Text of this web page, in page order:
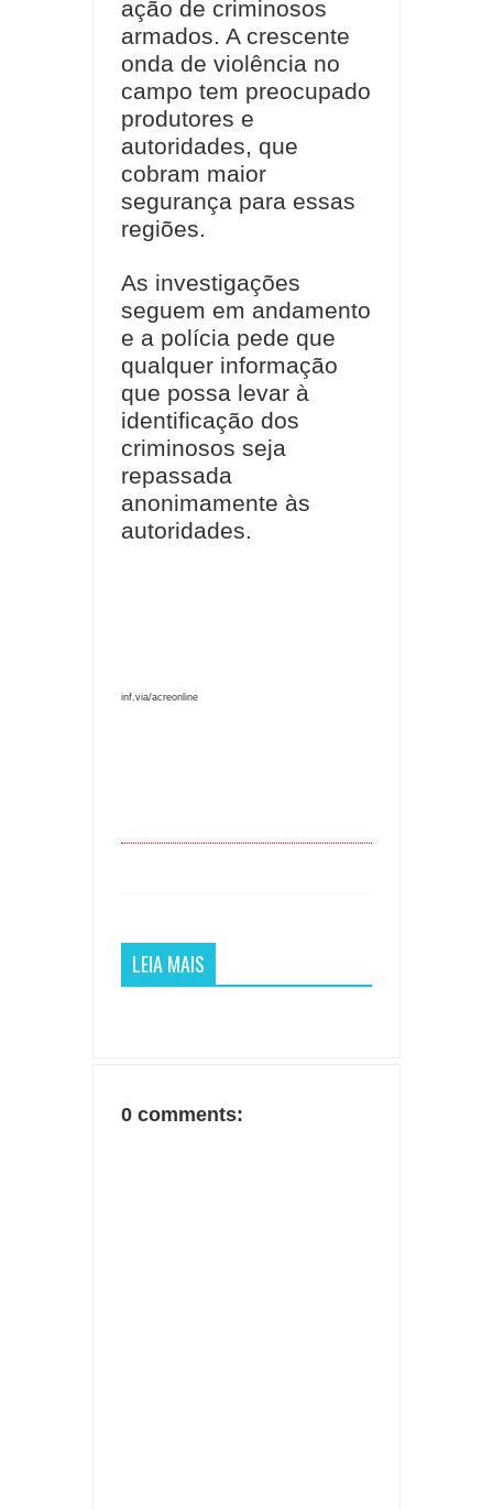
ação de criminosos
armados. A crescente
onda de violência no
campo tem preocupado
produtores e
autoridades, que
cobram maior
segurança para essas
regiões.
As investigações
seguem em andamento
e a polícia pede que
qualquer informação
que possa levar à
identificação dos
criminosos seja
repassada
anonimamente às
autoridades.
inf.via/acreonline
LEIA MAIS
0 comments: